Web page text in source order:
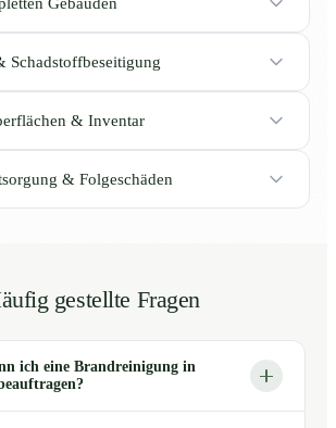
Schadstoffbeseitigung
& Inventar
& Folgeschäden
gestellte Fragen
ich eine Brandreinigung in